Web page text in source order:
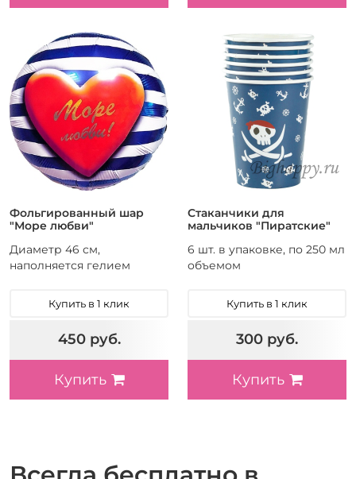
Фольгированный шар
"Море любви"
Диаметр 46 см,
наполняется гелием
Купить в 1 клик
450 руб.
Купить
Стаканчики для
мальчиков "Пиратские"
6 шт. в упаковке, по 250 мл
объемом
Купить в 1 клик
300 руб.
Купить